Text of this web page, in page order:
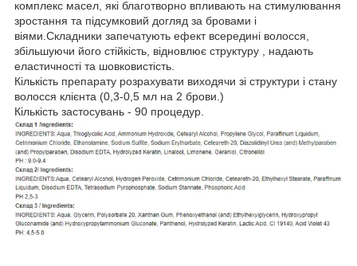
комплекс масел, які благотворно впливають на стимулювання
зростання та підсумковий догляд за бровами і
віями.Складники запечатують ефект всередині волосся,
збільшуючи його стійкість, відновлює структуру , надають
еластичності та шовковистість.
Кількість препарату розрахувати виходячи зі структури і стану
волосся клієнта (0,3-0,5 мл на 2 брови.)
Кількість застосувань - 90 процедур.